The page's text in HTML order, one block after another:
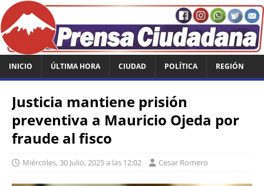
INICIO ÚLTIMA HORA CIUDAD POLÍTICA REGIÓN
Justicia mantiene prisión
preventiva a Mauricio Ojeda por
fraude al fisco
Miércoles, 30 Julio, 2025 a las 12:02 Cesar Romero